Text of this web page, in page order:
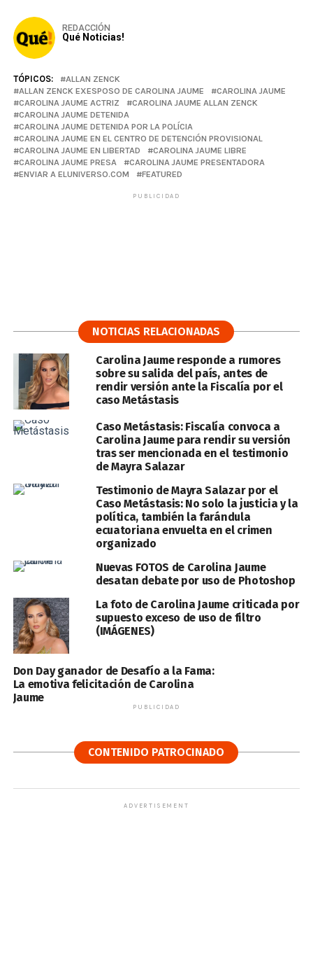
REDACCIÓN
Qué Noticias!
TÓPICOS:
ALLAN ZENCK
ALLAN ZENCK EXESPOSO DE CAROLINA JAUME
CAROLINA JAUME
CAROLINA JAUME ACTRIZ
CAROLINA JAUME ALLAN ZENCK
CAROLINA JAUME DETENIDA
CAROLINA JAUME DETENIDA POR LA POLÍCIA
CAROLINA JAUME EN EL CENTRO DE DETENCIÓN PROVISIONAL
CAROLINA JAUME EN LIBERTAD
CAROLINA JAUME LIBRE
CAROLINA JAUME PRESA
CAROLINA JAUME PRESENTADORA
ENVIAR A ELUNIVERSO.COM
FEATURED
PUBLICIDAD
NOTICIAS RELACIONADAS
Carolina Jaume responde a rumores
sobre su salida del país, antes de
rendir versión ante la Fiscalía por el
caso Metástasis
Caso Metástasis: Fiscalía convoca a
Carolina Jaume para rendir su versión
tras ser mencionada en el testimonio
de Mayra Salazar
Testimonio de Mayra Salazar por el
Caso Metástasis: No solo la justicia y la
política, también la farándula
ecuatoriana envuelta en el crimen
organizado
Nuevas FOTOS de Carolina Jaume
desatan debate por uso de Photoshop
La foto de Carolina Jaume criticada por
supuesto exceso de uso de filtro
(IMÁGENES)
Don Day ganador de Desafío a la Fama:
La emotiva felicitación de Carolina
Jaume
PUBLICIDAD
CONTENIDO PATROCINADO
ADVERTISEMENT